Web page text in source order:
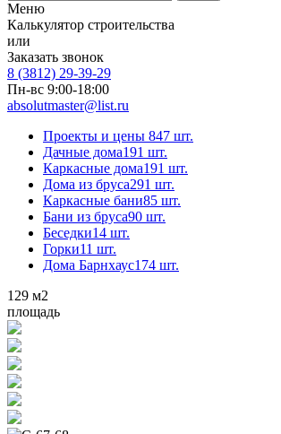
Меню
Калькулятор строительства
или
Заказать звонок
8 (3812) 29-39-29
Пн-вс 9:00-18:00
absolutmaster@list.ru
Проекты и цены 847 шт.
Дачные дома191 шт.
Каркасные дома191 шт.
Дома из бруса291 шт.
Каркасные бани85 шт.
Бани из бруса90 шт.
Беседки14 шт.
Горки11 шт.
Дома Барнхаус174 шт.
129 м2
площадь